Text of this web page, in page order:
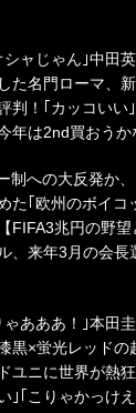
シャじゃん｣中田
た名門ローマ、
判！｢カッコいい
年は2nd買おうか
制への大反発か
た｢欧州のボイコ
FIFA3兆円の野望
、来年3月の会長
ゃあああ！｣本田
黒×蛍光レッドの
ユニに世界が熱
｣｢こりゃかっけ